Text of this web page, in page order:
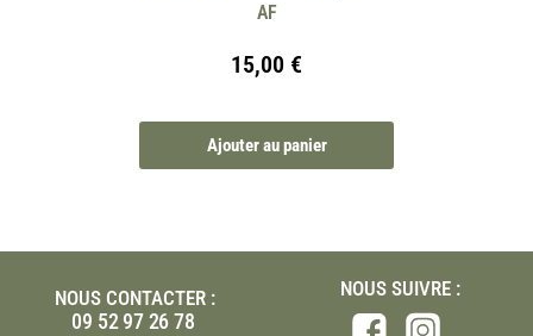
AF
15,00 €
Ajouter au panier
NOUS CONTACTER :
09 52 97 26 78
NOUS SUIVRE :